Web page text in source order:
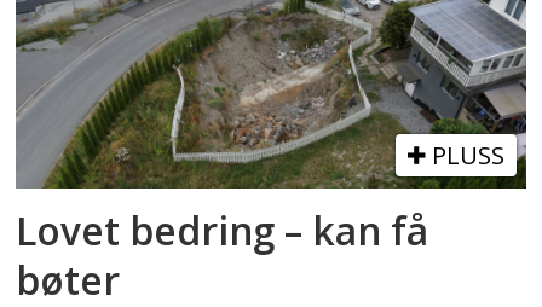
PLUSS
Lovet bedring – kan få
bøter